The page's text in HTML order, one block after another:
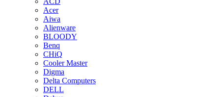
Acer
Aiwa
Alienware
BLOODY
Benq
CHiQ
Cooler Master
Digma
Delta Computers
DELL